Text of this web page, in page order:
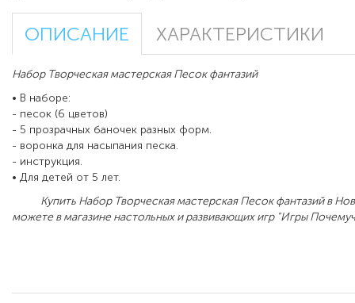
ОПИСАНИЕ ХАРАКТЕРИСТИКИ
Набор Творческая мастерская Песок фантазий
• В наборе:
- песок (6 цветов)
- 5 прозрачных баночек разных форм.
- воронка для насыпания песка.
- инструкция.
• Для детей от 5 лет.
Купить Набор Творческая мастерская Песок фантазий в
можете в магазине настольных и развивающих игр "Игры